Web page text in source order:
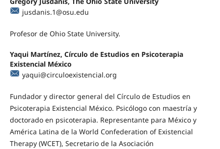
jusdanis.1@osu.edu
Profesor de Ohio State University.
Yaqui Martínez, Círculo de Estudios en Psicoterapia
Existencial México
yaqui@circuloexistencial.org
Fundador y director general del Círculo de Estudios en
Psicoterapia Existencial México. Psicólogo con maestría y
doctorado en psicoterapia. Representante para México y
América Latina de la World Confederation of Existencial
Therapy (WCET), Secretario de la Asociación